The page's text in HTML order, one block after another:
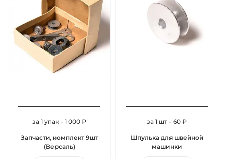
за 1 упак - 1 000 ₽
Запчасти, комплект 9шт
(Версаль)
за 1 шт - 60 ₽
Шпулька для швейной
машинки